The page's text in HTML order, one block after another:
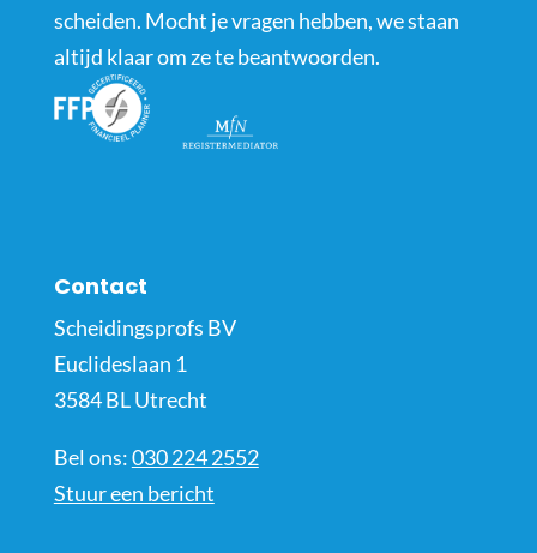
scheiden. Mocht je vragen hebben, we staan
altijd klaar om ze te beantwoorden.
Contact
Scheidingsprofs BV
Euclideslaan 1
3584 BL Utrecht
Bel ons:030 224 2552
Stuur een bericht